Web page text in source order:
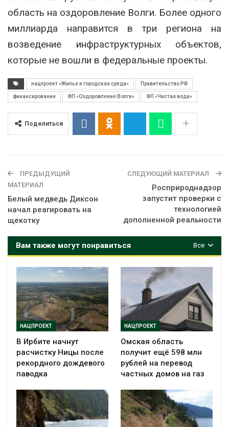
область на оздоровление Волги. Более одного
миллиарда направится в три региона на
возведение инфраструктурных объектов,
которые не вошли в федеральные проекты.
нацпроект «Жилье и городская среда» Правительство РФ
финансирование ФП «Оздоровление Волги» ФП «Чистая вода»
Поделиться
ПРЕДЫДУЩИЙ
МАТЕРИАЛ
Белый медведь Диксон
начал реагировать на
щекотку
СЛЕДУЮЩИЙ МАТЕРИАЛ
Росприроднадзор
запустит проверки с
технологией
дополненной реальности
Все
Вам также могут понравиться
НАЦПРОЕКТ
В Ирбите начнут
расчистку Ницы после
рекордного дождевого
паводка
НАЦПРОЕКТ
Омская область
получит ещё 598 млн
рублей на перевод
частных домов на газ